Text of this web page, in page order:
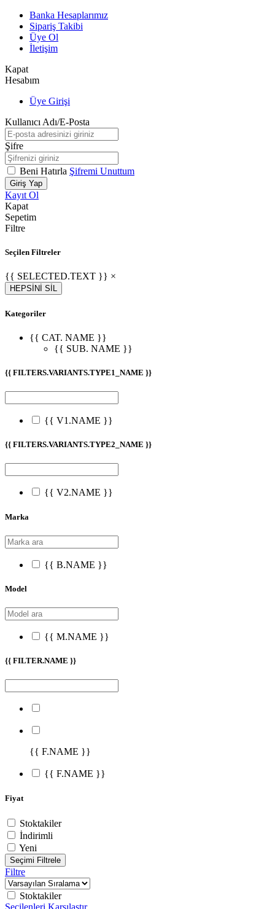
Banka Hesaplarımız
Sipariş Takibi
Üye Ol
İletişim
Kapat
Hesabım
Üye Girişi
Kullanıcı Adı/E-Posta
Şifre
Beni Hatırla Şifremi Unuttum
Giriş Yap
Kayıt Ol
Kapat
Sepetim
Filtre
Seçilen Filtreler
{{ SELECTED.TEXT }} ×
HEPSİNİ SİL
Kategoriler
{{ CAT. NAME }}
{{ SUB. NAME }}
{{ FILTERS.VARIANTS.TYPE1_NAME }}
{{ V1.NAME }}
{{ FILTERS.VARIANTS.TYPE2_NAME }}
{{ V2.NAME }}
Marka
{{ B.NAME }}
Model
{{ M.NAME }}
{{ FILTER.NAME }}
{{ F.NAME }}
{{ F.NAME }}
Fiyat
Stoktakiler
İndirimli
Yeni
Seçimi Filtrele
Filtre
Stoktakiler
Seçilenleri Karşılaştır